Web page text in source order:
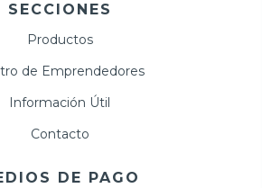
SECCIONES
Productos
de Emprendedores
Información Útil
Contacto
DE PAGO